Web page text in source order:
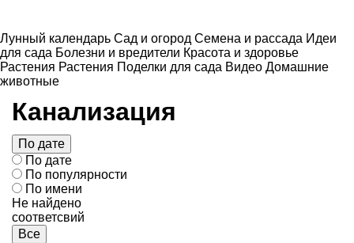
Лунный календарь Сад и огород Семена и рассада Идеи
для сада Болезни и вредители Красота и здоровье
Растения Растения Поделки для сада Видео Домашние
животные
Канализация
По дате
По дате
По популярности
По имени
Не найдено
соответсвий
Все